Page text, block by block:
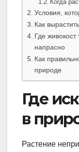
Когда
Условия,
Как
Где живокост
напрасно
Как
природе
Где
в
Растение